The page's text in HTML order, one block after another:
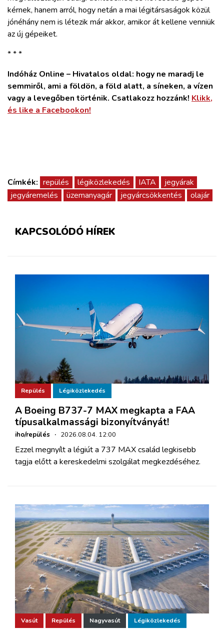
kérnek, hanem arról, hogy netán a mai légitársaságok közül
jónéhány nem is létezik már akkor, amikor át kellene venniük
az új gépeiket.
* * *
Indóház Online – Hivatalos oldal: hogy ne maradj le
semmiről, ami a földön, a föld alatt, a síneken, a vízen
vagy a levegőben történik. Csatlakozz hozzánk! Klikk,
és like a Facebookon!
Címkék: repülés légiközlekedés IATA
jegyárak
jegyáremelés
üzemanyagár jegyárcsökkentés olajár
KAPCSOLÓDÓ HÍREK
Repülés Légiközlekedés
A Boeing B737-7 MAX megkapta a FAA
típusalkalmassági bizonyítványát!
iho/repülés · 2026.08.04. 12:00
Ezzel megnyílt a légiút a 737 MAX család legkisebb
tagja előtt a kereskedelmi szolgálat megkezdéséhez.
Vasút Repülés Nagyvasút Légiközlekedés